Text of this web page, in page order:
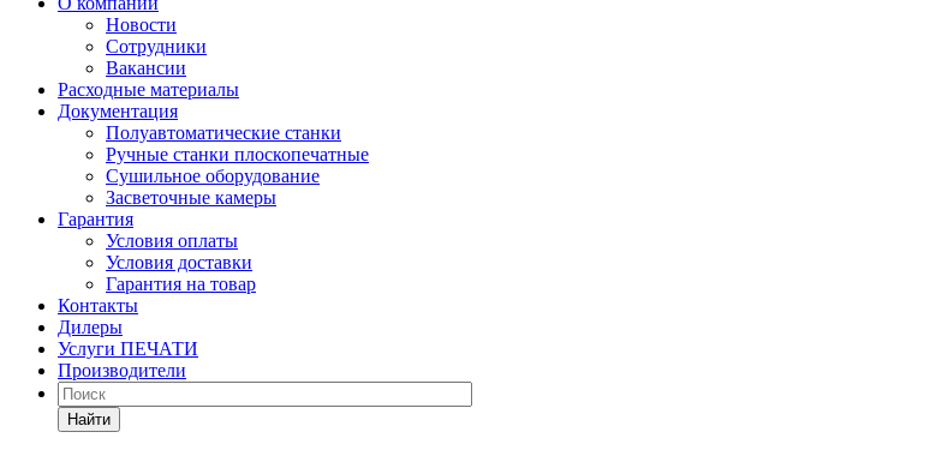
Новости
Сотрудники
Вакансии
Расходные материалы
Документация
Полуавтоматические станки
Ручные станки плоскопечатные
Сушильное оборудование
Засветочные камеры
Гарантия
Условия оплаты
Условия доставки
Гарантия на товар
Контакты
Дилеры
Услуги ПЕЧАТИ
Производители
Найти